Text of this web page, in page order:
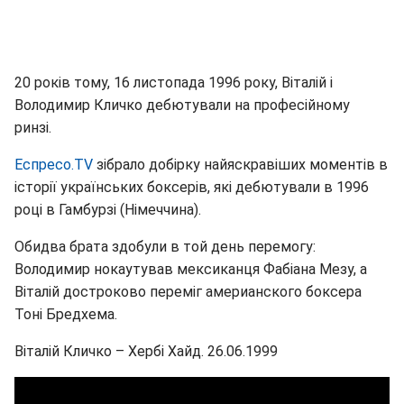
20 років тому, 16 листопада 1996 року, Віталій і
Володимир Кличко дебютували на професійному
ринзі.
Еспресо.TV зібрало добірку найяскравіших моментів в
історії українських боксерів, які дебютували в 1996
році в Гамбурзі (Німеччина).
Обидва брата здобули в той день перемогу:
Володимир нокаутував мексиканця Фабіана Мезу, а
Віталій достроково переміг америанского боксера
Тоні Бредхема.
Віталій Кличко – Хербі Хайд. 26.06.1999